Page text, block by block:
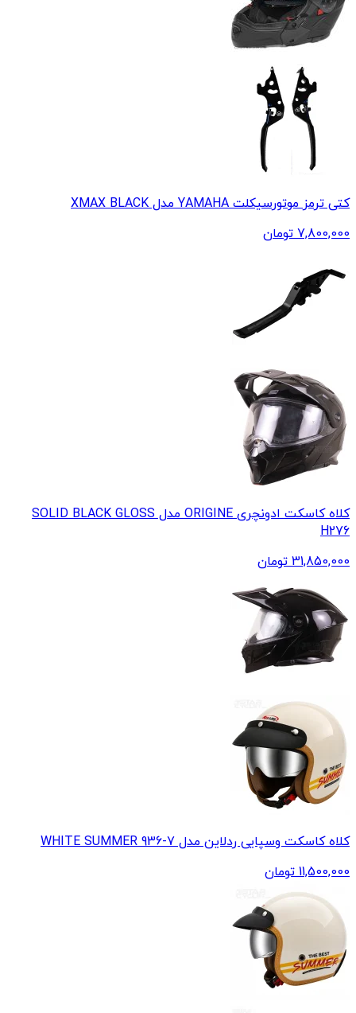
کتی ترمز موتورسیکلت YAMAHA مدل XMAX BLACK
7,800,000 تومان
کلاه کاسکت ادونچری ORIGINE مدل SOLID BLACK GLOSS
H276
31,850,000 تومان
کلاه کاسکت وسپایی ردلاین مدل WHITE SUMMER 936-7
11,500,000 تومان